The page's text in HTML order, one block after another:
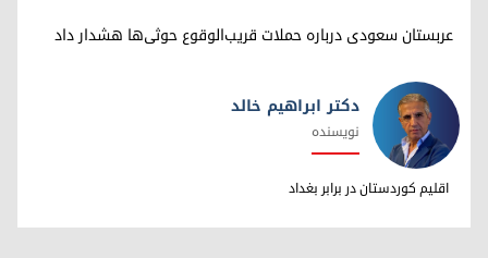
عربستان سعودی درباره حملات قریب‌الوقوع حوثی‌ها هشدار داد
دکتر ابراهیم خالد
دکتر ابراهیم خالد
نویسنده
اقلیم کوردستان در برابر بغداد